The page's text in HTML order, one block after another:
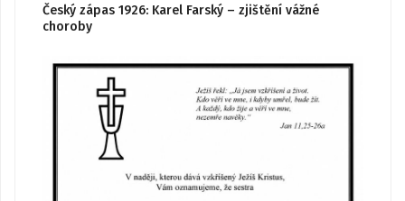
Český zápas 1926: Karel Farský – zjištění vážné
choroby